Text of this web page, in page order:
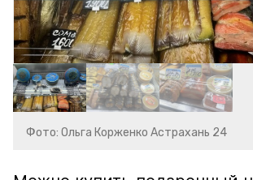
Фото: Ольга Корженко Астрахань 24